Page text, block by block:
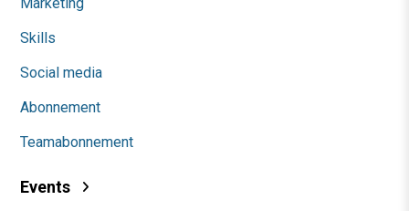
Skills
Social media
Abonnement
Teamabonnement
Events